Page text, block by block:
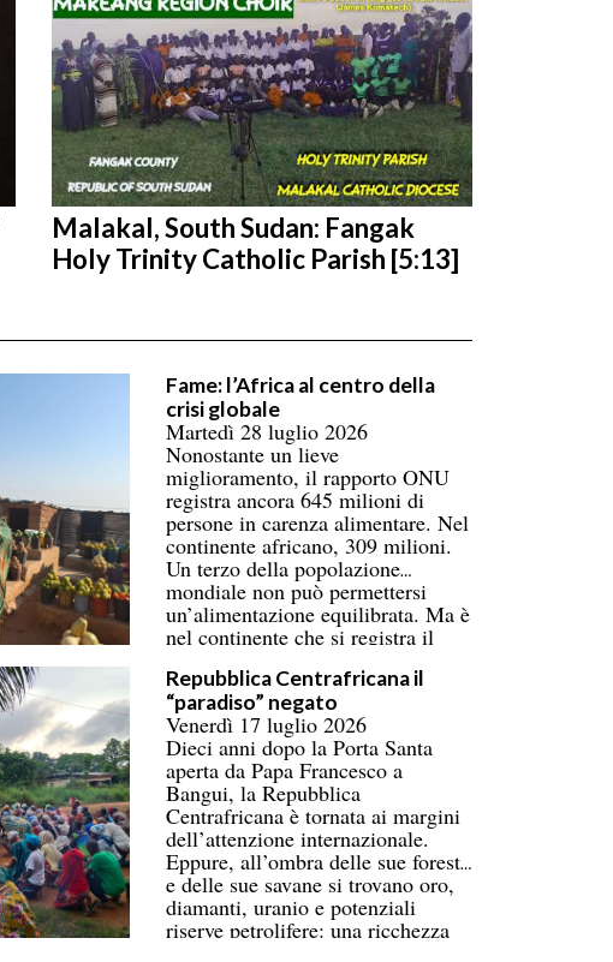
Malakal, South Sudan: Fangak
Holy Trinity Catholic Parish [5:13]
Fame: l’Africa al centro della
crisi globale
Martedì 28 luglio 2026
Nonostante un lieve
miglioramento, il rapporto ONU
registra ancora 645 milioni di
persone in carenza alimentare. Nel
continente africano, 309 milioni.
Un terzo della popolazione
mondiale non può permettersi
un’alimentazione equilibrata. Ma è
nel continente che si registra il
coinvolte, superando ormai l’Asia.
Donne e bambini pagano il prezzo
più alto. La carenza di
infrastrutture nella catena del
freddo fa perdere oltre un terzo
della produzione di frutta, verdura,
pesce e latticini.
Repubblica Centrafricana il
“paradiso” negato
Venerdì 17 luglio 2026
Dieci anni dopo la Porta Santa
aperta da Papa Francesco a
Bangui, la Repubblica
Centrafricana è tornata ai margini
dell’attenzione internazionale.
Eppure, all’ombra delle sue foreste
e delle sue savane si trovano oro,
diamanti, uranio e potenziali
riserve petrolifere: una ricchezza